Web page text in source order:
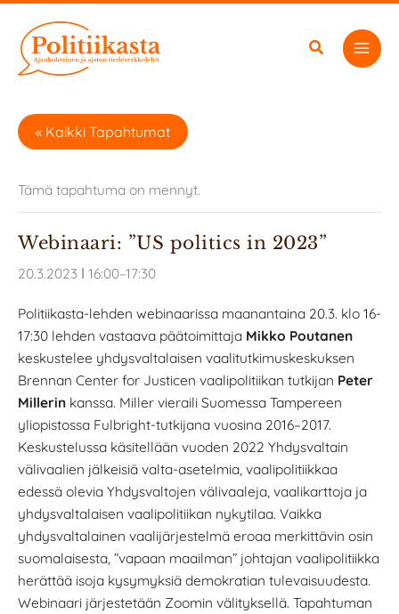
sisältöön
« Kaikki Tapahtumat
Tämä tapahtuma on mennyt.
Webinaari: ”US politics in 2023”
20.3.2023 ǀ 16:00–17:30
Politiikasta-lehden webinaarissa maanantaina 20.3. klo 16-
17:30 lehden vastaava päätoimittaja Mikko Poutanen
keskustelee yhdysvaltalaisen vaalitutkimuskeskuksen
Brennan Center for Justicen vaalipolitiikan tutkijan Peter
Millerin kanssa. Miller vieraili Suomessa Tampereen
yliopistossa Fulbright-tutkijana vuosina 2016–2017.
Keskustelussa käsitellään vuoden 2022 Yhdysvaltain
välivaalien jälkeisiä valta-asetelmia, vaalipolitiikkaa
edessä olevia Yhdysvaltojen välivaaleja, vaalikarttoja ja
yhdysvaltalaisen vaalipolitiikan nykytilaa. Vaikka
yhdysvaltalainen vaalijärjestelmä eroaa merkittävin osin
suomalaisesta, ”vapaan maailman” johtajan vaalipolitiikka
herättää isoja kysymyksiä demokratian tulevaisuudesta.
Webinaari järjestetään Zoomin välityksellä. Tapahtuman